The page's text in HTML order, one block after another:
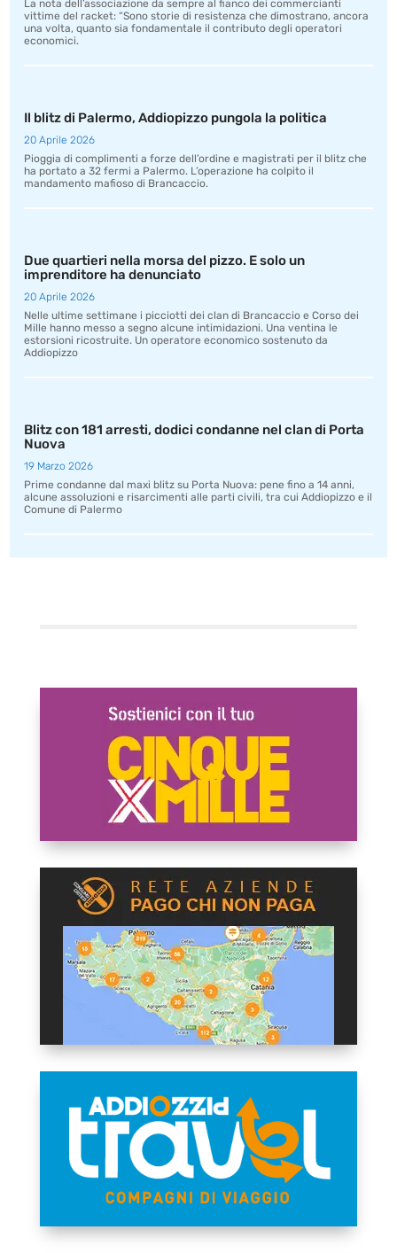
La nota dell’associazione da sempre al fianco dei commercianti
vittime del racket: “Sono storie di resistenza che dimostrano, ancora
una volta, quanto sia fondamentale il contributo degli operatori
economici.
Il blitz di Palermo, Addiopizzo pungola la politica
20 Aprile 2026
Pioggia di complimenti a forze dell’ordine e magistrati per il blitz che
ha portato a 32 fermi a Palermo. L’operazione ha colpito il
mandamento mafioso di Brancaccio.
Due quartieri nella morsa del pizzo. E solo un
imprenditore ha denunciato
20 Aprile 2026
Nelle ultime settimane i picciotti dei clan di Brancaccio e Corso dei
Mille hanno messo a segno alcune intimidazioni. Una ventina le
estorsioni ricostruite. Un operatore economico sostenuto da
Addiopizzo
Blitz con 181 arresti, dodici condanne nel clan di Porta
Nuova
19 Marzo 2026
Prime condanne dal maxi blitz su Porta Nuova: pene fino a 14 anni,
alcune assoluzioni e risarcimenti alle parti civili, tra cui Addiopizzo e il
Comune di Palermo